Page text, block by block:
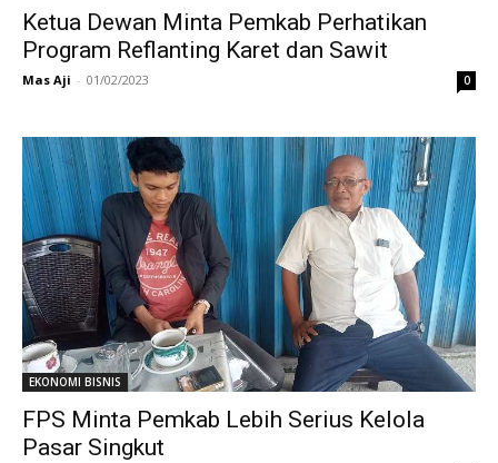
Ketua Dewan Minta Pemkab Perhatikan
Program Reflanting Karet dan Sawit
Mas Aji - 01/02/2023 0
EKONOMI BISNIS
FPS Minta Pemkab Lebih Serius Kelola
Pasar Singkut